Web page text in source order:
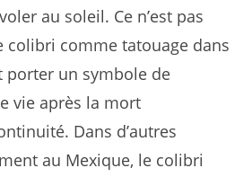
au soleil. Ce n’est pas
colibri comme tatouage dans
porter un symbole de
vie après la mort
Dans d’autres
au Mexique, le colibri